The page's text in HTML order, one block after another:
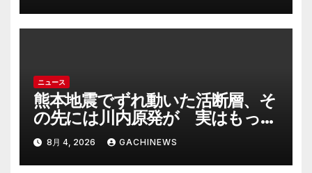
ニュース
熊本地震でずれ動いた活断層、そ
の先には川内原発が 実はもっと
ヤバい事態を起こしそうなリス
クも(J-CASTニュース)
8月 4, 2026 GACHINEWS